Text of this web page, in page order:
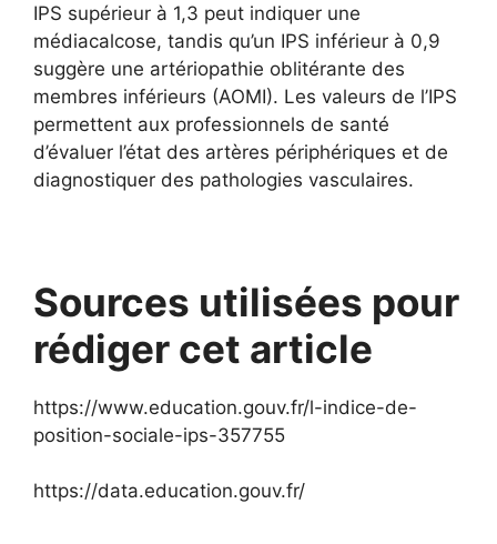
IPS supérieur à 1,3 peut indiquer une
médiacalcose, tandis qu’un IPS inférieur à 0,9
suggère une artériopathie oblitérante des
membres inférieurs (AOMI). Les valeurs de l’IPS
permettent aux professionnels de santé
d’évaluer l’état des artères périphériques et de
diagnostiquer des pathologies vasculaires.
Sources utilisées pour
rédiger cet article
https://www.education.gouv.fr/l-indice-de-
position-sociale-ips-357755
https://data.education.gouv.fr/